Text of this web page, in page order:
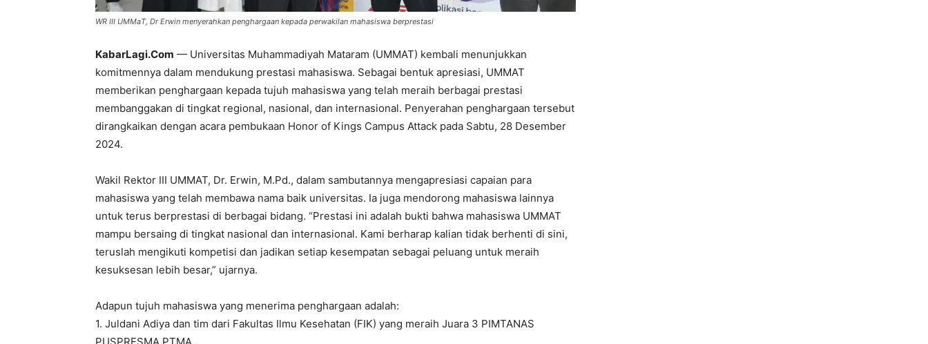
WR III UMMaT, Dr Erwin menyerahkan penghargaan kepada perwakilan mahasiswa berprestasi
KabarLagi.Com — Universitas Muhammadiyah Mataram (UMMAT) kembali menunjukkan
komitmennya dalam mendukung prestasi mahasiswa. Sebagai bentuk apresiasi, UMMAT
memberikan penghargaan kepada tujuh mahasiswa yang telah meraih berbagai prestasi
membanggakan di tingkat regional, nasional, dan internasional. Penyerahan penghargaan tersebut
dirangkaikan dengan acara pembukaan Honor of Kings Campus Attack pada Sabtu, 28 Desember
2024.
Wakil Rektor III UMMAT, Dr. Erwin, M.Pd., dalam sambutannya mengapresiasi capaian para
mahasiswa yang telah membawa nama baik universitas. Ia juga mendorong mahasiswa lainnya
untuk terus berprestasi di berbagai bidang. “Prestasi ini adalah bukti bahwa mahasiswa UMMAT
mampu bersaing di tingkat nasional dan internasional. Kami berharap kalian tidak berhenti di sini,
teruslah mengikuti kompetisi dan jadikan setiap kesempatan sebagai peluang untuk meraih
kesuksesan lebih besar,” ujarnya.
Adapun tujuh mahasiswa yang menerima penghargaan adalah:
1. Juldani Adiya dan tim dari Fakultas Ilmu Kesehatan (FIK) yang meraih Juara 3 PIMTANAS